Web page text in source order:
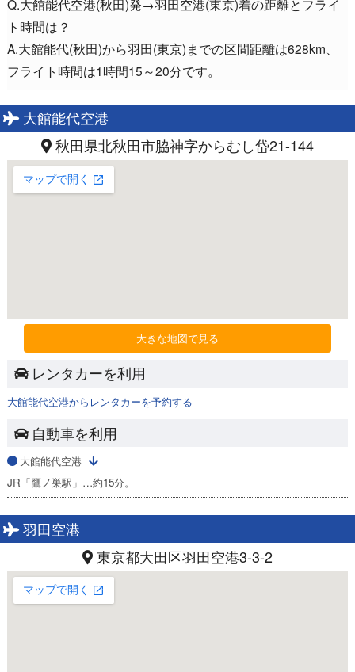
Q.大館能代空港(秋田)発→羽田空港(東京)着の距離とフライ
ト時間は？
A.大館能代(秋田)から羽田(東京)までの区間距離は628km、
フライト時間は1時間15～20分です。
大館能代空港
秋田県北秋田市脇神字からむし岱21-144
大きな地図で見る
レンタカーを利用
大館能代空港からレンタカーを予約する
自動車を利用
大館能代空港
JR「鷹ノ巣駅」…約15分。
羽田空港
東京都大田区羽田空港3-3-2